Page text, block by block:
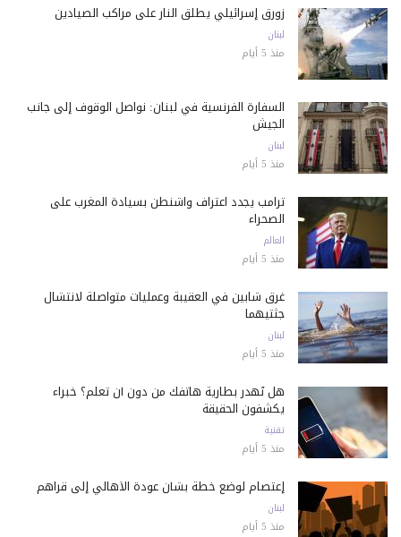
زورق إسرائيلي يطلق النار على مراكب الصيادين
لبنان
منذ 5 أيام
السفارة الفرنسية في لبنان: نواصل الوقوف إلى جانب
الجيش
لبنان
منذ 5 أيام
ترامب يجدد اعتراف واشنطن بسيادة المغرب على
الصحراء
العالم
منذ 5 أيام
غرق شابين في العقيبة وعمليات متواصلة لانتشال
جثتيهما
لبنان
منذ 5 أيام
هل تُهدر بطارية هاتفك من دون أن تعلم؟ خبراء
يكشفون الحقيقة
تقنية
منذ 5 أيام
إعتصام لوضع خطة بشأن عودة الأهالي إلى قراهم
لبنان
منذ 5 أيام